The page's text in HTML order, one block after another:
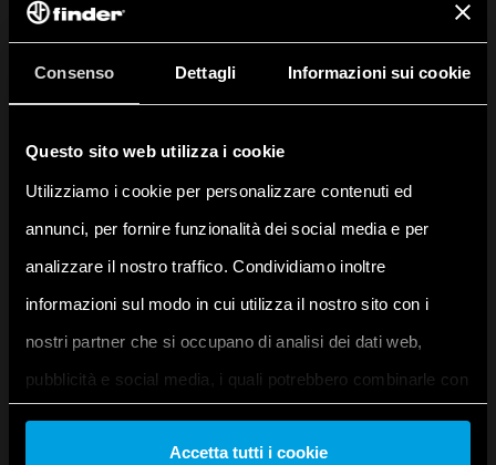
Consenso Dettagli Informazioni sui cookie
Questo sito web utilizza i cookie
Utilizziamo i cookie per personalizzare contenuti ed
annunci, per fornire funzionalità dei social media e per
analizzare il nostro traffico. Condividiamo inoltre
informazioni sul modo in cui utilizza il nostro sito con i
nostri partner che si occupano di analisi dei dati web,
pubblicità e social media, i quali potrebbero combinarle con
altre informazioni che ha fornito loro o che hanno raccolto
dal suo utilizzo dei loro servizi. Acconsenta ai nostri cookie
Accetta tutti i cookie
opzioni di connettività.